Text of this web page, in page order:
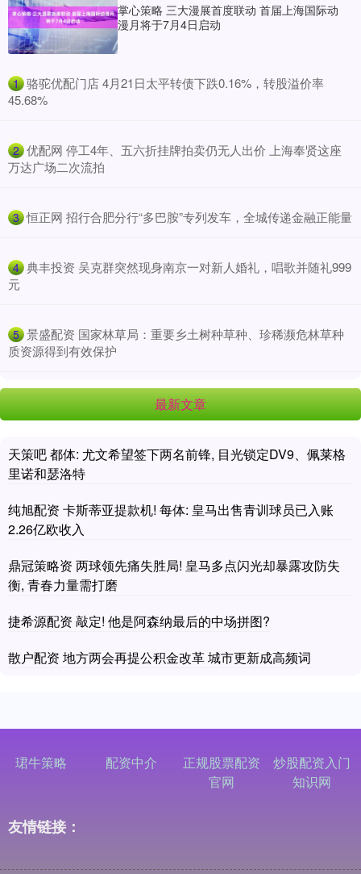
掌心策略 三大漫展首度联动 首届上海国际动
漫月将于7月4日启动
1 ​骆驼优配门店 4月21日太平转债下跌0.16%，转股溢价率
45.68%
2 ​优配网 停工4年、五六折挂牌拍卖仍无人出价 上海奉贤这座
万达广场二次流拍
3 ​恒正网 招行合肥分行“多巴胺”专列发车，全城传递金融正能量
4 ​典丰投资 吴克群突然现身南京一对新人婚礼，唱歌并随礼999
元
5 ​景盛配资 国家林草局：重要乡土树种草种、珍稀濒危林草种
质资源得到有效保护
最新文章
天策吧 都体: 尤文希望签下两名前锋, 目光锁定DV9、佩莱格
里诺和瑟洛特
纯旭配资 卡斯蒂亚提款机! 每体: 皇马出售青训球员已入账
2.26亿欧收入
鼎冠策略资 两球领先痛失胜局! 皇马多点闪光却暴露攻防失
衡, 青春力量需打磨
捷希源配资 敲定! 他是阿森纳最后的中场拼图?
散户配资 地方两会再提公积金改革 城市更新成高频词
珺牛策略 配资中介
正规股票配资
官网
炒股配资入门
知识网
友情链接：